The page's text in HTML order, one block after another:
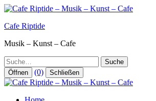
Zum
springen
Cafe Riptide
Musik – Kunst – Cafe
Suche
Öffnen (0) Schließen